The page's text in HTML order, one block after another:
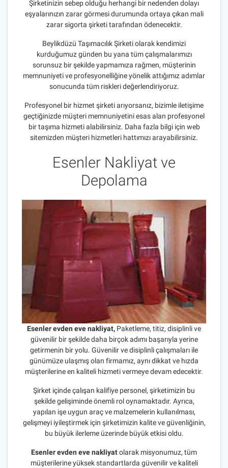
Şirketinizin sebep olduğu herhangi bir nedenden dolayı
eşyalarınızın zarar görmesi durumunda ortaya çıkan mali
zarar sigorta şirketi tarafından ödenecektir.
Beylikdüzü Taşımacılık Şirketi olarak kendimizi
kurduğumuz günden bu yana tüm çalışmalarımızı
sorunsuz bir şekilde yapmamıza rağmen, müşterinin
memnuniyeti ve profesyonelliğine yönelik attığımız adımlar
sonucunda tüm riskleri değerlendiriyoruz.
Profesyonel bir hizmet şirketi arıyorsanız, bizimle iletişime
geçtiğinizde müşteri memnuniyetini esas alan profesyonel
bir taşıma hizmeti alabilirsiniz. Daha fazla bilgi için web
sitemizden müşteri hizmetleri hattımızı arayabilirsiniz.
Esenler Nakliyat ve
Depolama
Esenler evden eve nakliyat, Paketleme, titiz, disiplinli ve
güvenilir bir şekilde daha birçok adımı başarıyla yerine
getirmenin bir yolu. Güvenilir ve disiplinli çalışmaları ile
günümüze ulaşmış olan firmamız, aynı dikkat ve hızda
müşterilerine en kaliteli hizmeti vermeye devam edecektir.
Şirket içinde çalışan kalifiye personel, şirketimizin bu
şekilde gelişiminde önemli rol oynamaktadır. Ayrıca,
yapılan işe uygun araç ve malzemelerin kullanılması,
gelişmeyi iyileştirmek için şirketimizin kalite ve güvenliğinin,
bu büyük ilerleme üzerinde büyük etkisi oldu.
Esenler evden eve nakliyatolarak misyonumuz, tüm
müşterilerine yüksek standartlarda güvenilir ve kaliteli